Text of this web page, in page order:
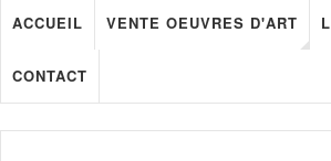
ACCUEIL VENTE OEUVRES D'ART
CONTACT